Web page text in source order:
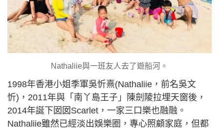
Nathaliie與一班友人去了遊船河。
1998年香港小姐季軍吳忻熹(Nathaliie，前名吳文
忻)，2011年與「南丫島王子」陳劍陵拉埋天窗後，
2014年誕下囡囡Scarlet，一家三口樂也融融。
Nathaliie雖然已經淡出娛樂圈，專心照顧家庭，但都